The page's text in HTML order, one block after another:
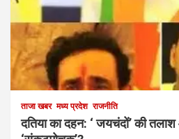
ताजा खबर मध्य प्रदेश राजनीति
दतिया का दहन: ‘ जयचंदों’ की